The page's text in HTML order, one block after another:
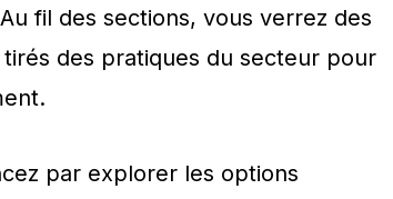
fil des sections, vous verrez des
des pratiques du secteur pour
par explorer les options